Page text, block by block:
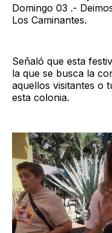
Domingo 03 .-
Los Caminantes.
Señaló que esta
la que se busca la
aquellos visitantes o
esta colonia.